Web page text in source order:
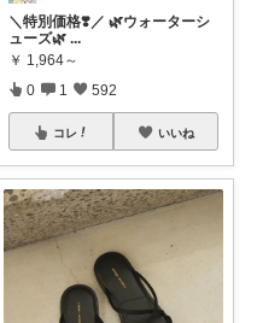
＼特別価格❣️／ 🌿ウォーターシ
ューズ🌿 ...
￥ 1,964～
0 1 592
コレ いいね